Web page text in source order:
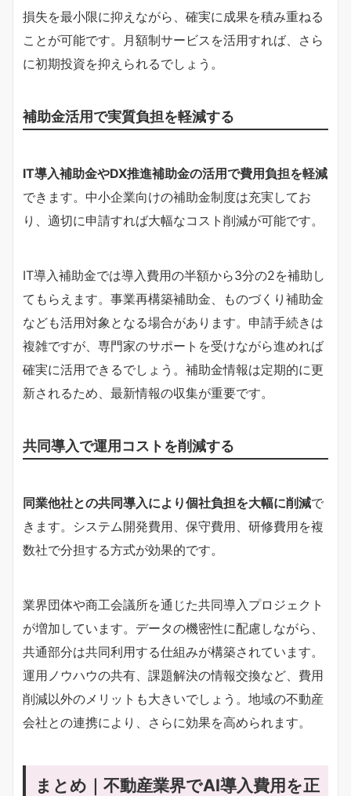
損失を最小限に抑えながら、確実に成果を積み重ねる
ことが可能です。月額制サービスを活用すれば、さら
に初期投資を抑えられるでしょう。
補助金活用で実質負担を軽減する
IT導入補助金やDX推進補助金の活用で費用負担を軽減
できます。中小企業向けの補助金制度は充実してお
り、適切に申請すれば大幅なコスト削減が可能です。
IT導入補助金では導入費用の半額から3分の2を補助し
てもらえます。事業再構築補助金、ものづくり補助金
なども活用対象となる場合があります。申請手続きは
複雑ですが、専門家のサポートを受けながら進めれば
確実に活用できるでしょう。補助金情報は定期的に更
新されるため、最新情報の収集が重要です。
共同導入で運用コストを削減する
同業他社との共同導入により個社負担を大幅に削減で
きます。システム開発費用、保守費用、研修費用を複
数社で分担する方式が効果的です。
業界団体や商工会議所を通じた共同導入プロジェクト
が増加しています。データの機密性に配慮しながら、
共通部分は共同利用する仕組みが構築されています。
運用ノウハウの共有、課題解決の情報交換など、費用
削減以外のメリットも大きいでしょう。地域の不動産
会社との連携により、さらに効果を高められます。
まとめ｜不動産業界でAI導入費用を正